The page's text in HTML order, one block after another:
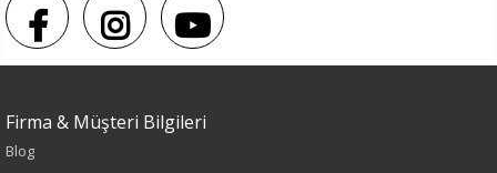
Firma & Müşteri Bilgileri
Blog